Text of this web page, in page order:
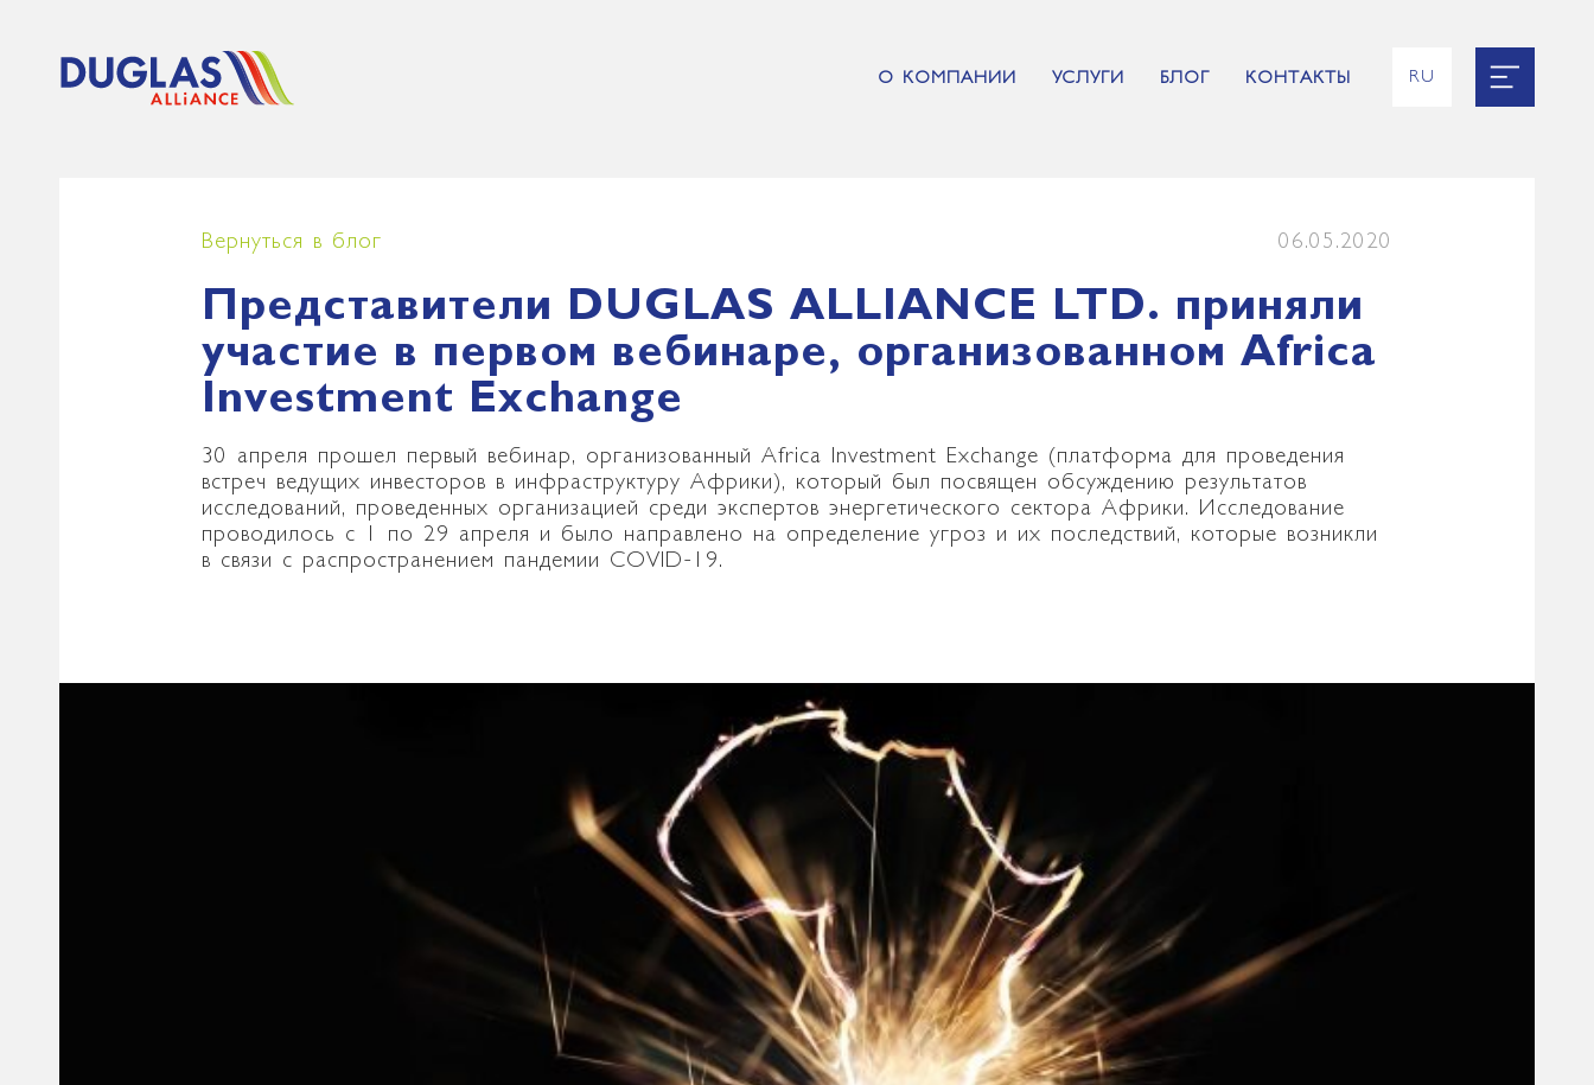
О КОМПАНИИ УСЛУГИ БЛОГ КОНТАКТЫ RU
Вернуться в блог 06.05.2020
Представители DUGLAS ALLIANCE LTD. приняли
участие в первом вебинаре, организованном Africa
Investment Exchange
30 апреля прошел первый вебинар, организованный Africa Investment Exchange (платформа для проведения
встреч ведущих инвесторов в инфраструктуру Африки), который был посвящен обсуждению результатов
исследований, проведенных организацией среди экспертов энергетического сектора Африки. Исследование
проводилось с 1 по 29 апреля и было направлено на определение угроз и их последствий, которые возникли
в связи с распространением пандемии COVID-19.